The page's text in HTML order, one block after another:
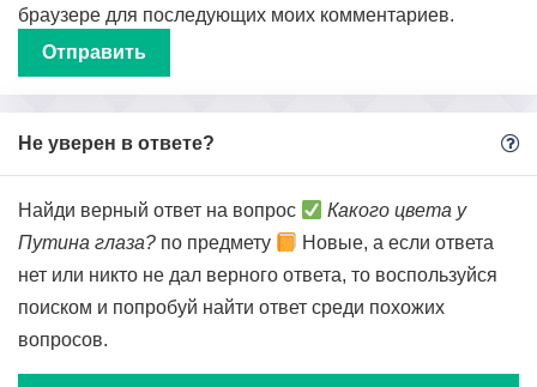
браузере для последующих моих комментариев.
Не уверен в ответе?
Найди верный ответ на вопрос
Какого цвета у
Путина глаза? по предмету
Новые, а если ответа
нет или никто не дал верного ответа, то воспользуйся
поиском и попробуй найти ответ среди похожих
вопросов.